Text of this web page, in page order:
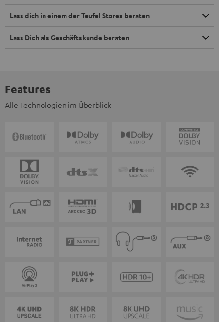
Lass dich in einem der Teufel Stores beraten
Lass Dich als Geschäftskunde beraten
Features
Alle Technologien im Überblick